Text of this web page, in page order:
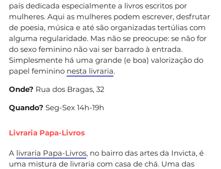
país dedicada especialmente a livros escritos por
mulheres. Aqui as mulheres podem escrever, desfrutar
de poesia, música e até são organizadas tertúlias com
alguma regularidade. Mas não se preocupe: se não for
do sexo feminino não vai ser barrado à entrada.
Simplesmente há uma grande (e boa) valorização do
papel feminino nesta livraria.
Onde? Rua dos Bragas, 32
Quando? Seg-Sex 14h-19h
Livraria Papa-Livros
A livraria Papa-Livros, no bairro das artes da Invicta, é
uma mistura de livraria com casa de chá. Uma das